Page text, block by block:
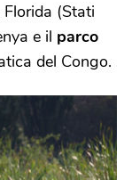
Florida (Stati
e il parco
del Congo.